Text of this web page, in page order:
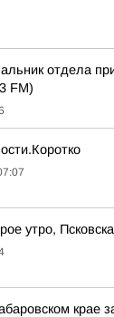
отдела
FM)
утро,
крае